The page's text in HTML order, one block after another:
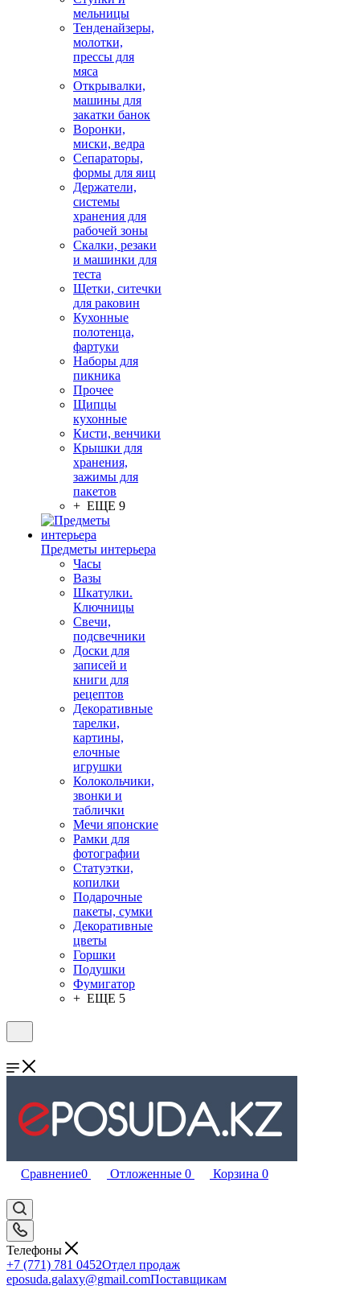
мельницы
Тенденайзеры,
молотки,
прессы для
мяса
Открывалки,
машины для
закатки банок
Воронки,
миски, ведра
Сепараторы,
формы для яиц
Держатели,
системы
хранения для
рабочей зоны
Скалки, резаки
и машинки для
теста
Щетки, ситечки
для раковин
Кухонные
полотенца,
фартуки
Наборы для
пикника
Прочее
Щипцы
кухонные
Кисти, венчики
Крышки для
хранения,
зажимы для
пакетов
+ ЕЩЕ 9
Предметы интерьера
Часы
Вазы
Шкатулки.
Ключницы
Свечи,
подсвечники
Доски для
записей и
книги для
рецептов
Декоративные
тарелки,
картины,
елочные
игрушки
Колокольчики,
звонки и
таблички
Мечи японские
Рамки для
фотографии
Статуэтки,
копилки
Подарочные
пакеты, сумки
Декоративные
цветы
Горшки
Подушки
Фумигатор
+ ЕЩЕ 5
Сравнение0 Отложенные 0 Корзина 0
Телефоны
+7 (771) 781 0452Отдел продаж
eposuda.galaxy@gmail.comПоставщикам